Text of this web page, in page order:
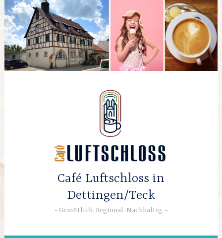
Zum
Inhalt
springen
Café Luftschloss in
Dettingen/Teck
Gemütlich. Regional. Nachhaltig.